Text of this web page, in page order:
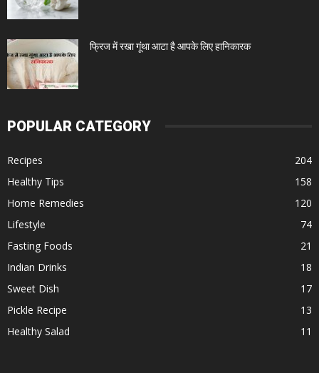
फ्रिज में रखा गूंथा आटा है आपके लिए हानिकारक
POPULAR CATEGORY
Recipes
204
Healthy Tips
158
Home Remedies
120
Lifestyle
74
Fasting Foods
21
Indian Drinks
18
Sweet Dish
17
Pickle Recipe
13
Healthy Salad
11